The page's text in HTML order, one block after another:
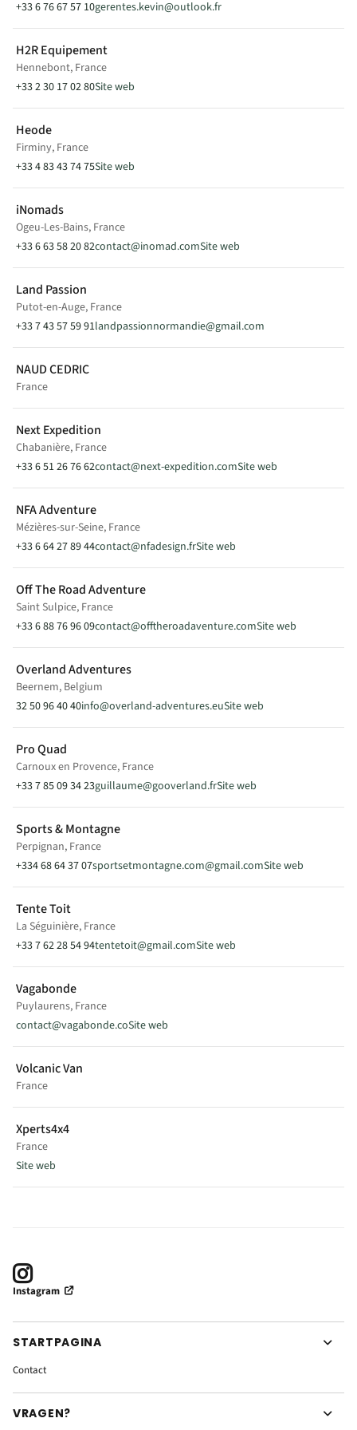
Modèle(s) en exposition
EXPEDITION L
ESPRIT CAMP 17
Saintes, France
+33 5 46 72 58 69
a.charfallot@espritcamp17.com
www.esprit-camp-17.fr/
Terre de beauliau - Route de Cognac
17100 Saintes
France
Vente
GG GARAGE GERENTES
CHARBONNIER LES MINES, France
VOIR SUR LA CARTE
+33 6 76 67 57 10
gerentes.kevin@outlook.fr
France
Modèle(s) en exposition
EXPEDITION L EXPEDITION M JOURNEY
Vente
LP
Putot-en-Auge, France
VOIR SUR LA CARTE
+33 7 43 57 59 91
landpassionnormandie@gmail.com
1552 Route de Rouen
14430 Putot-en-Auge
France
Modèle(s) en exposition
Vente
offtheroadaventure.com
1862 Route de Cognin
Vente
+33 6 76 67 57 10gerentes.kevin@outlook.fr
H2R Equipement
Hennebont, France
+33 2 30 17 02 80Site web
Heode
Firminy, France
+33 4 83 43 74 75Site web
iNomads
Ogeu-Les-Bains, France
+33 6 63 58 20 82contact@inomad.comSite web
Land Passion
Putot-en-Auge, France
+33 7 43 57 59 91landpassionnormandie@gmail.com
NAUD CEDRIC
France
Next Expedition
Chabanière, France
+33 6 51 26 76 62contact@next-expedition.comSite web
NFA Adventure
Mézières-sur-Seine, France
+33 6 64 27 89 44contact@nfadesign.frSite web
Off The Road Adventure
Saint Sulpice, France
+33 6 88 76 96 09contact@offtheroadaventure.comSite web
Overland Adventures
Beernem, Belgium
32 50 96 40 40info@overland-adventures.euSite web
Pro Quad
Carnoux en Provence, France
+33 7 85 09 34 23guillaume@gooverland.frSite web
Sports & Montagne
Perpignan, France
+334 68 64 37 07sportsetmontagne.com@gmail.comSite web
Tente Toit
La Séguinière, France
+33 7 62 28 54 94tentetoit@gmail.comSite web
Vagabonde
Puylaurens, France
contact@vagabonde.coSite web
Volcanic Van
France
Xperts4x4
France
Site web
Instagram
STARTPAGINA
Contact
VRAGEN?